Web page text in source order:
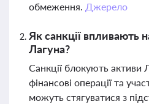
обмеження. Джерело
Як санкції впливають
Лагуна?
Санкції блокують активи
фінансові операції та
можуть стягуватися з